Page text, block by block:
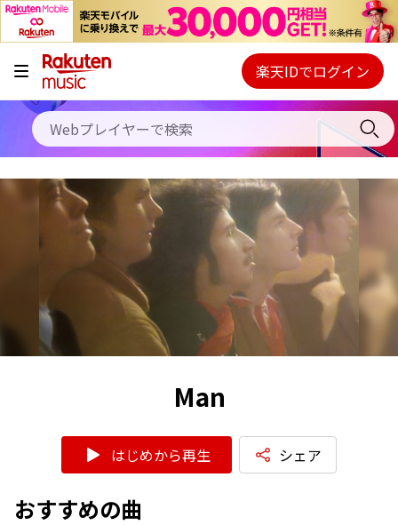
キャンペーン
料金プラン
使い方
初回30日間無料お試し
Webプレイヤー
ご契約内容の確認・変更
楽天IDでログイン
Man
はじめから再生 シェア
おすすめの曲